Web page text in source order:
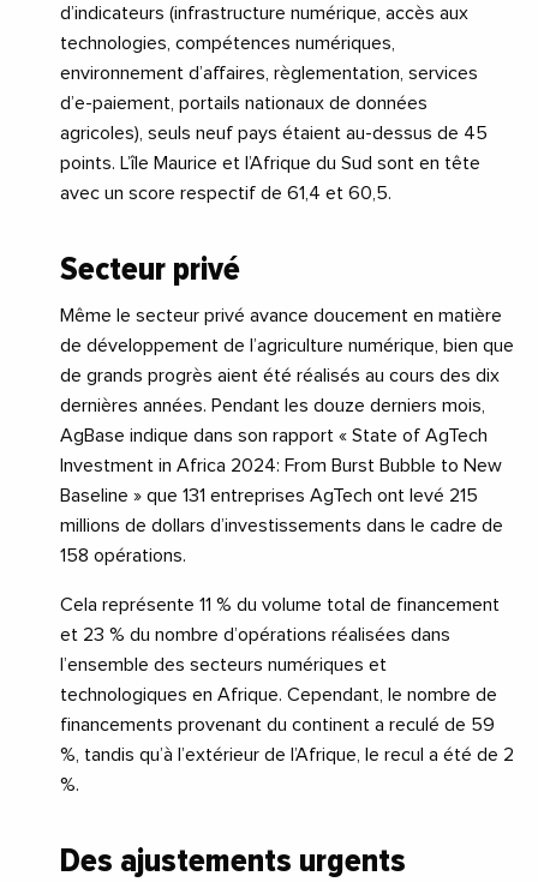
d’indicateurs (infrastructure numérique, accès aux
technologies, compétences numériques,
environnement d’affaires, règlementation, services
d’e-paiement, portails nationaux de données
agricoles), seuls neuf pays étaient au-dessus de 45
points. L’île Maurice et l’Afrique du Sud sont en tête
avec un score respectif de 61,4 et 60,5.
Secteur privé
Même le secteur privé avance doucement en matière
de développement de l’agriculture numérique, bien que
de grands progrès aient été réalisés au cours des dix
dernières années. Pendant les douze derniers mois,
AgBase indique dans son rapport « State of AgTech
Investment in Africa 2024: From Burst Bubble to New
Baseline » que 131 entreprises AgTech ont levé 215
millions de dollars d’investissements dans le cadre de
158 opérations.
Cela représente 11 % du volume total de financement
et 23 % du nombre d’opérations réalisées dans
l’ensemble des secteurs numériques et
technologiques en Afrique. Cependant, le nombre de
financements provenant du continent a reculé de 59
%, tandis qu’à l’extérieur de l’Afrique, le recul a été de 2
%.
Des ajustements urgents